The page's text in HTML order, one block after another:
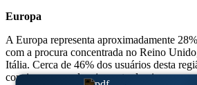
Europa
A Europa representa aproximadamente
com a procura concentrada no Reino
Itália. Cerca de 46% dos usuários desta
concierge para planejamento de viagens e